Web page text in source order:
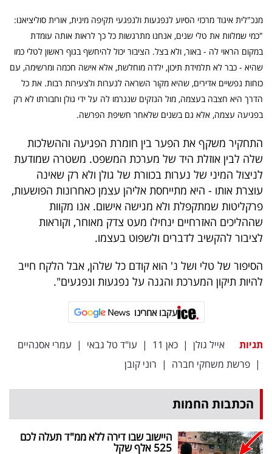
מנכ"לית איגוד מרכזי הסיוע לנפגעות ולנפגעי תקיפה מינית, אורית סוליציאנו:
"כמי שמלוות את טלי שנים, אנחנו מתרגשות כל כך לראות אותה עומדת
במקום הראוי לה - באור, ולא בצל. הציבור יכול להיחשף בגוף ראשון לטלי כמו
שהיא - כבר לא תלמידת תיכון, ילדה מוחלשת, אלא אישה חכמה ומרשימה, עם
כוחות נפשיים אדירים, שהיא מקור השראה לנערות ולצעירות רבות. את כל
הדרך היא חצבה בעצמה, מול הנזקים שנגרמו לה על ידי גולן וחבורתו לא רק
בפגיעה עצמה, אלא גם בשנים שלאחר חשיפת הפרשה.
התחקיר משקף את הפער בין חומרת הפגיעה וההשלכות
שלה לבין אוזלת היד של מערכת המשפט. משטרה שמודעת
לניצול המיני של נערות בכוורת של גולן ולא רק שאינה
עוצרת אותו - היא מתייחסת אליהן עצמן כאחרונות הפושעות,
פרקליטות שמתקפלת ולא מגישה אישום. אנו מקוות
שההליכים האזרחיים ינחילו מעט צדק מאוחר, וקוראות
לציבור להקשיב לדברים ולשפוט בעצמו.
הסיפור של טלי ושל נ' הוא קודם כל שלהן, אבל הלקח חייב
להיות תיקון המערכת והגנה על נפגעות ונפגעים".
עקבו אחרינו
תגיות אייל גולן | כאן 11 | עו"ד טל גבאי | עמרי אסנהיים
| פרשת משחקי חברה | רוני קובן
הכתבות החמות
היישוב שבו דירה ללא ממ"ד תעלה לכם
525 אלף שקל